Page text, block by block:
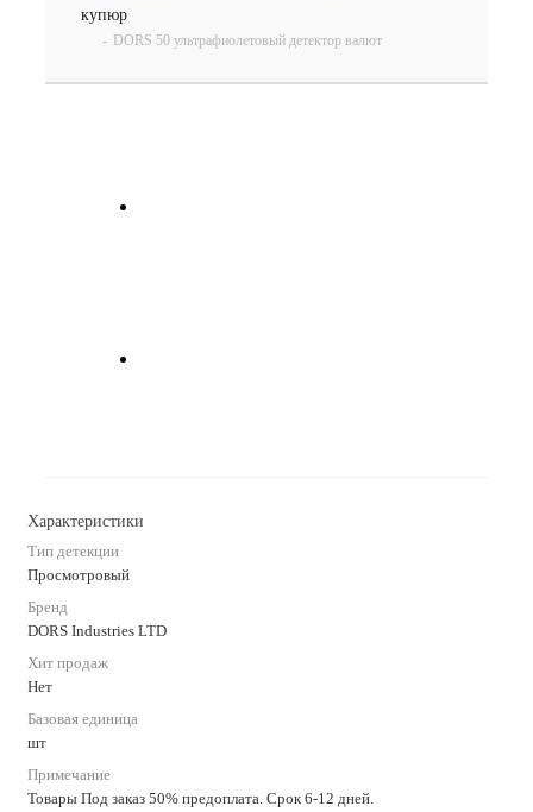
купюр
- DORS 50 ультрафиолетовый детектор валют
Характеристики
Тип детекции
Просмотровый
Бренд
DORS Industries LTD
Хит продаж
Нет
Базовая единица
шт
Примечание
Товары Под заказ 50% предоплата. Срок 6-12 дней.